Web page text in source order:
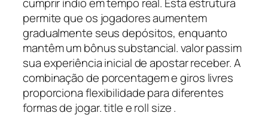
cumprir índio em tempo real. Esta estrutura
permite que os jogadores aumentem
gradualmente seus depósitos, enquanto
mantêm um bônus substancial. valor passim
sua experiência inicial de apostar receber. A
combinação de porcentagem e giros livres
proporciona flexibilidade para diferentes
formas de jogar. title e roll size .